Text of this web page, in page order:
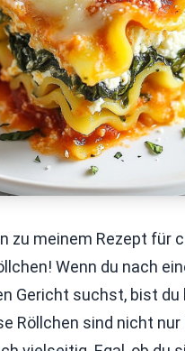
zu meinem Rezept für
Wenn du nach
Gericht suchst, bist du
Röllchen sind nicht